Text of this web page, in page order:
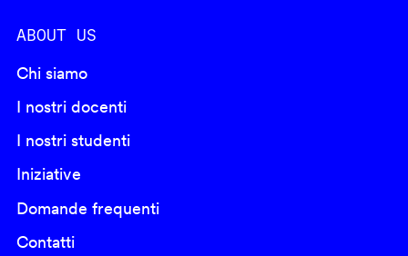
ABOUT US
Chi siamo
I nostri docenti
I nostri studenti
Iniziative
Domande frequenti
Contatti